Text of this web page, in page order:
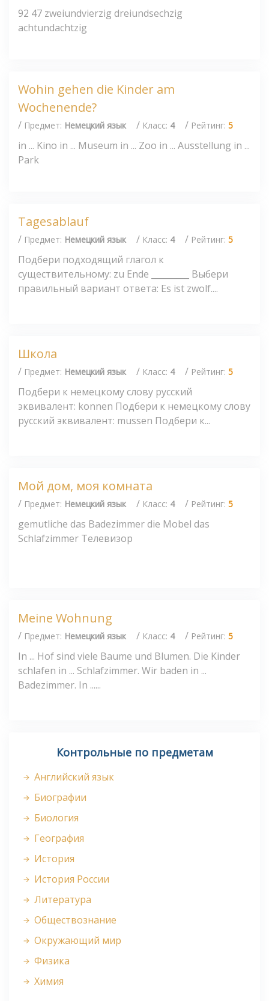
92 47 zweiundvierzig dreiundsechzig
achtundachtzig
Wohin gehen die Kinder am
Wochenende?
/ Предмет: Немецкий язык / Класс: 4 / Рейтинг: 5
in ... Kino in ... Museum in ... Zoo in ... Ausstellung in ...
Park
Tagesablauf
/ Предмет: Немецкий язык / Класс: 4 / Рейтинг: 5
Подбери подходящий глагол к
существительному: zu Ende _________ Выбери
правильный вариант ответа: Es ist zwolf....
Школа
/ Предмет: Немецкий язык / Класс: 4 / Рейтинг: 5
Подбери к немецкому слову русский
эквивалент: konnen Подбери к немецкому слову
русский эквивалент: mussen Подбери к...
Мой дом, моя комната
/ Предмет: Немецкий язык / Класс: 4 / Рейтинг: 5
gemutliche das Badezimmer die Mobel das
Schlafzimmer Телевизор
Meine Wohnung
/ Предмет: Немецкий язык / Класс: 4 / Рейтинг: 5
In ... Hof sind viele Baume und Blumen. Die Kinder
schlafen in ... Schlafzimmer. Wir baden in ...
Badezimmer. In ......
Контрольные по предметам
Английский язык
Биографии
Биология
География
История
История России
Литература
Обществознание
Окружающий мир
Физика
Химия